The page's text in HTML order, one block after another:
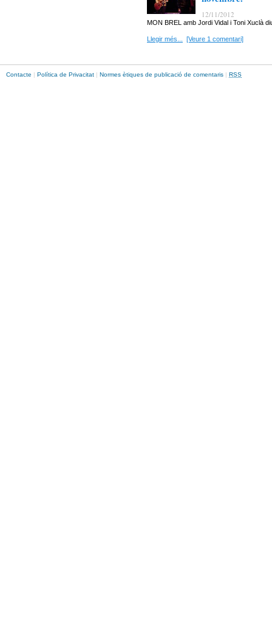
12/11/2012
MON BREL amb Jordi Vidal i Toni Xuclà
Llegir més... [Veure 1 comentari]
Contacte | Política de Privacitat | Normes ètiques de publicació de comentaris | RSS